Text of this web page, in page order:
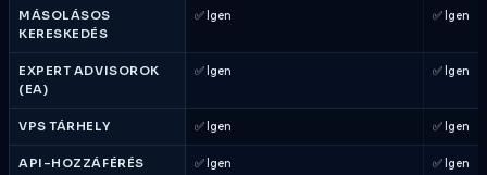
MÁSOLÁSOS
KERESKEDÉS
✅ Igen ✅ Igen
EXPERT ADVISOROK
(EA)
✅ Igen ✅ Igen
VPS TÁRHELY ✅ Igen ✅ Igen
API-HOZZÁFÉRÉS ✅ Igen ✅ Igen